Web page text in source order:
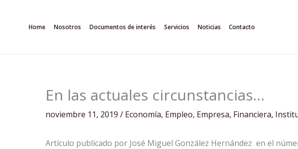
Home Nosotros Documentos de interés Servicios Noticias Contacto
En las actuales circunstancias…
noviembre 11, 2019 / Economía, Empleo, Empresa, Financiera,
Artículo publicado por José Miguel González Hernández en el